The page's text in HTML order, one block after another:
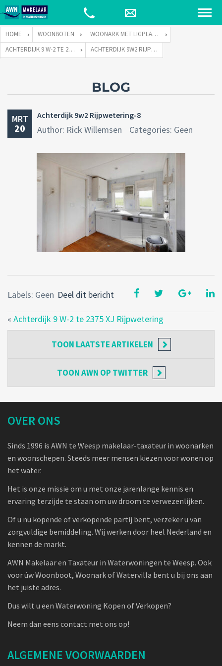
HOME WOONBOTEN
WOONARK MET LIGPLAATS
ACHTERDIJK 9 W-2 TE 2375 XJ RIJPWETERING
ACHTERDIJK 9W2 RIJPWETERING-8
BLOG
MRT
20
Achterdijk 9w2 Rijpwetering-8
Author: Rick Willemsen Categories: Geen
Deel dit bericht
Labels: Geen
« Achterdijk 9 W-2 te 2375 XJ Rijpwetering
TOON LAATSTE ARTIKELEN
TOONAWN OP TWITTER
OVER ONS
Sinds 1996 is AWN te Weesp makelaar-taxateur in woonarken
en woonschepen. Steeds meer mensen kiezen voor wonen op
het water.
Het is onze missie om u met onze jarenlange kennis en
ervaring terzijde te staan om uw droom te verwezenlijken.
Of u nu kopende of verkopende partij bent, verzeker u van
zorgvuldige bemiddeling. Wij werken door heel Nederland en
kennen de markt.
AWN Makelaar en Taxateur in Waterwoningen te Weesp. Ook
voor úw Woonboot, Woonark of Watervilla bent u bij ons aan
het juiste adres.
Dus wilt u een Waterwoning Kopen of Verkopen?
Neem dan eens contact met ons op!
ALGEMENE VOORWAARDEN